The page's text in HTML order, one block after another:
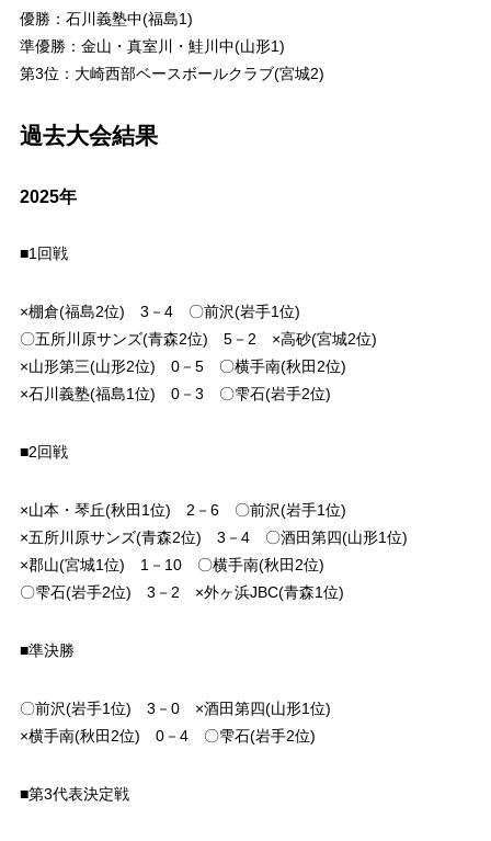
優勝：石川義塾中(福島1)
準優勝：金山・真室川・鮭川中(山形1)
第3位：大崎西部ベースボールクラブ(宮城2)
過去大会結果
2025年
■1回戦
×棚倉(福島2位) 3－4 〇前沢(岩手1位)
〇五所川原サンズ(青森2位) 5－2 ×高砂(宮城2位)
×山形第三(山形2位) 0－5 〇横手南(秋田2位)
×石川義塾(福島1位) 0－3 〇雫石(岩手2位)
■2回戦
×山本・琴丘(秋田1位) 2－6 〇前沢(岩手1位)
×五所川原サンズ(青森2位) 3－4 〇酒田第四(山形1位)
×郡山(宮城1位) 1－10 〇横手南(秋田2位)
〇雫石(岩手2位) 3－2 ×外ヶ浜JBC(青森1位)
■準決勝
〇前沢(岩手1位) 3－0 ×酒田第四(山形1位)
×横手南(秋田2位) 0－4 〇雫石(岩手2位)
■第3代表決定戦